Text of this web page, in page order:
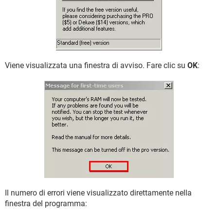
Viene visualizzata una finestra di avviso. Fare clic su OK:
Il numero di errori viene visualizzato direttamente nella
finestra del programma: